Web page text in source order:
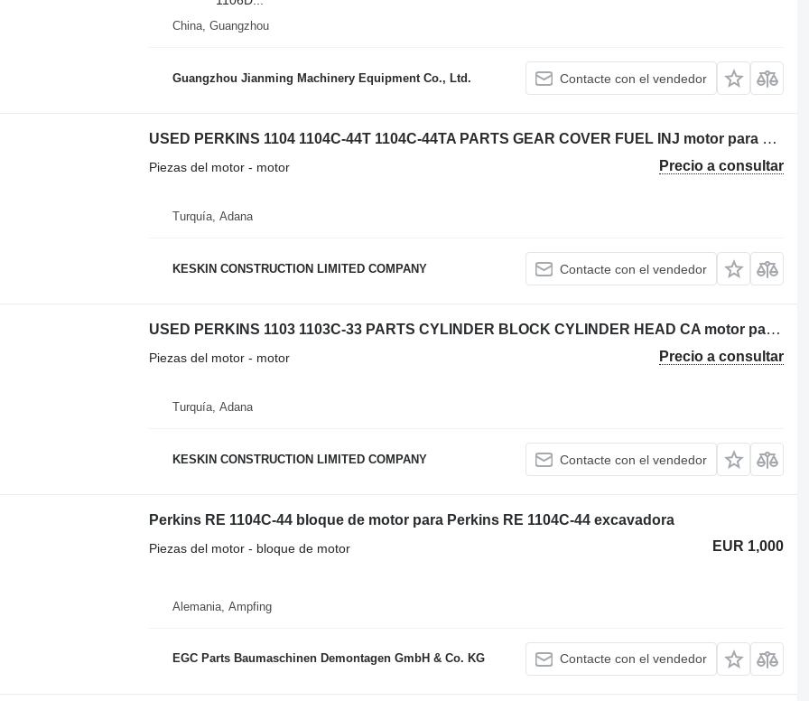
China, Guangzhou
Guangzhou Jianming Machinery Equipment Co., Ltd. Contacte con el vendedor
USED PERKINS 1104 1104C-44T 1104C-44TA PARTS GEAR COVER FUEL INJ motor para Perkins 1104 / 1104 C-44T / 1104 C-44TA retroexcavadora
Precio a consultar
Piezas del motor - motor
Turquía, Adana
KESKIN CONSTRUCTION LIMITED COMPANY Contacte con el vendedor
USED PERKINS 1103 1103C-33 PARTS CYLINDER BLOCK CYLINDER HEAD CA motor para Perkins 1103 / 1103 C-33 retroexcavadora
Precio a consultar
Piezas del motor - motor
Turquía, Adana
KESKIN CONSTRUCTION LIMITED COMPANY Contacte con el vendedor
Perkins RE 1104C-44 bloque de motor para Perkins RE 1104C-44 excavadora
EUR 1,000
Piezas del motor - bloque de motor
Alemania, Ampfing
EGC Parts Baumaschinen Demontagen GmbH & Co. KG Contacte con el vendedor